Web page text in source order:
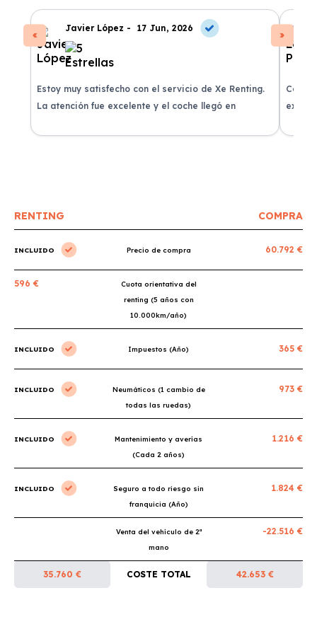
Javier López - 17 Jun, 2026
Estoy muy satisfecho con el servicio de Xe Renting.
La atención fue excelente y el coche llegó en
RENTING COMPRA
INCLUIDO Precio de compra 60.792 €
596 €
Cuota orientativa del
renting (5 años con
10.000km/año)
INCLUIDO Impuestos (Año) 365 €
INCLUIDO
Neumáticos (1 cambio de
todas las ruedas)
973 €
INCLUIDO
Mantenimiento y averías
(Cada 2 años)
1.216 €
INCLUIDO
Seguro a todo riesgo sin
franquicia (Año)
1.824 €
Venta del vehículo de 2ª
mano
-22.516 €
35.760 € COSTE TOTAL 42.653 €